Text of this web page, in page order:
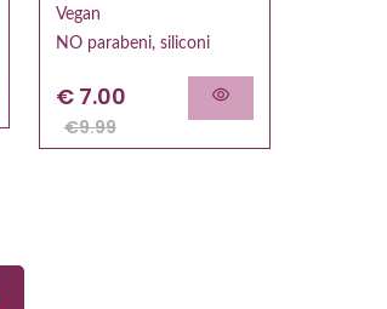
Vegan
NO parabeni, siliconi
€ 7.00
€9.99